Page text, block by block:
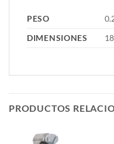
PESO
DIMENSIONES
PRODUCTOS